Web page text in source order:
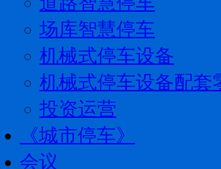
场库智慧停车
机械式停车设备
机械式停车设备配套
投资运营
《城市停车》
会议